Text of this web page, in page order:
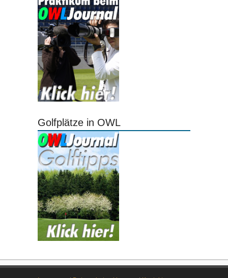
Golfplätze in OWL